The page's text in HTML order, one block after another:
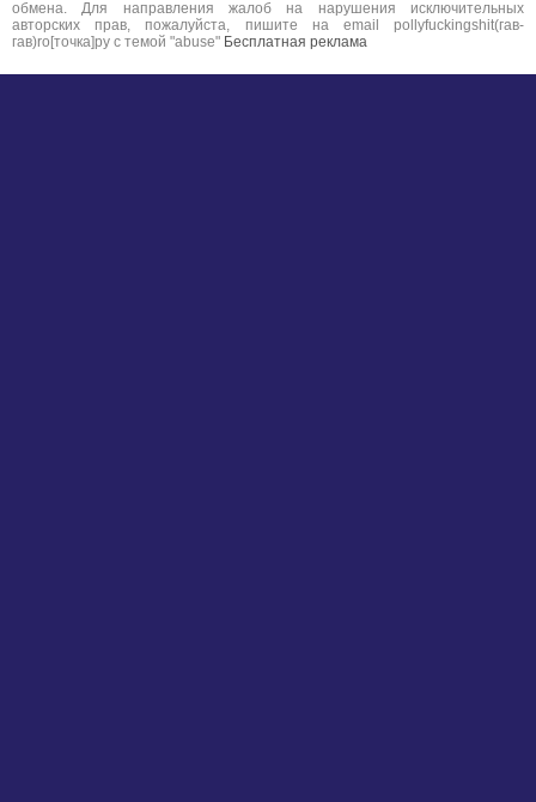
обмена. Для направления жалоб на нарушения исключительных
авторских прав, пожалуйста, пишите на email pollyfuckingshit(гав-
гав)ro[точка]ру с темой "abuse" Бесплатная реклама